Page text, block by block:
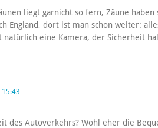
liegt garnicht so fern, Zäune
England, dort ist man schon weiter:
natürlich eine Kamera, der Sicherheit
15:43
des Autoverkehrs? Wohl eher die